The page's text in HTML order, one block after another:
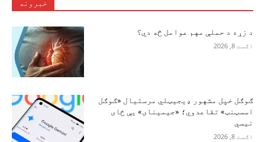
خبرونه
د زړه د حملې مهم عوامل څه دي؟
اګست 8, 2026
ګوګل خپل مشهور ډیجیټلي مرستیال «ګوګل
اسسټنټ» تقاعدوي؛ «جیمینای» یې ځای
نیسي
اګست 8, 2026